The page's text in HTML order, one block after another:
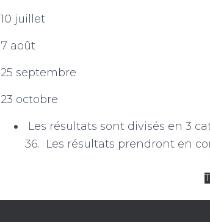
10 juillet
7 août
25 septembre
23 octobre
Les résultats sont divisés en 3
36. Les résultats prendront en